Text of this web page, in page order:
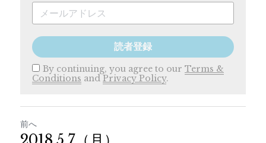
読者登録
By continuing, you agree to our Terms &
Conditions and Privacy Policy.
前へ